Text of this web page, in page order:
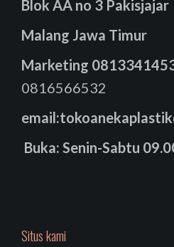
Blok AA no 3 Pakisjajar
Malang Jawa Timur
Marketing
0816566532
Buka: Senin-Sabtu
Situs kami